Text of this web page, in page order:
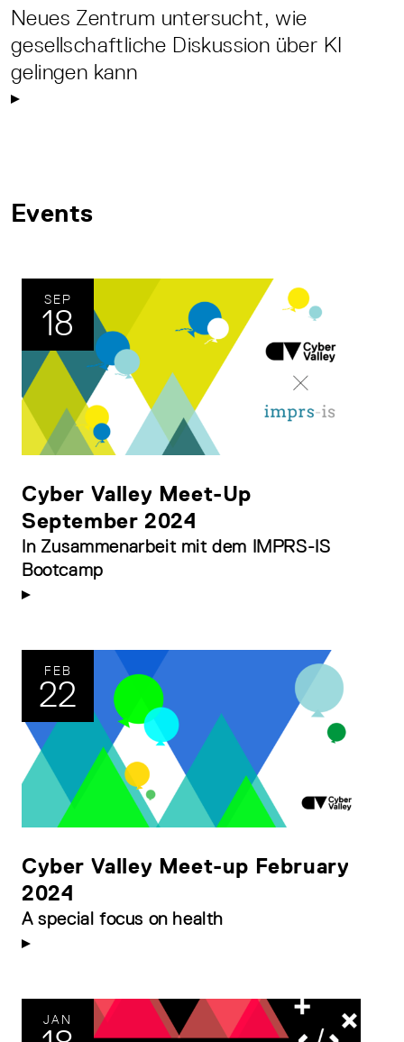
Neues Zentrum untersucht, wie
gesellschaftliche Diskussion über KI
gelingen kann
Events
SEP
18
Cyber Valley Meet-Up
September 2024
In Zusammenarbeit mit dem IMPRS-IS
Bootcamp
FEB
22
Cyber Valley Meet-up February
2024
A special focus on health
JAN